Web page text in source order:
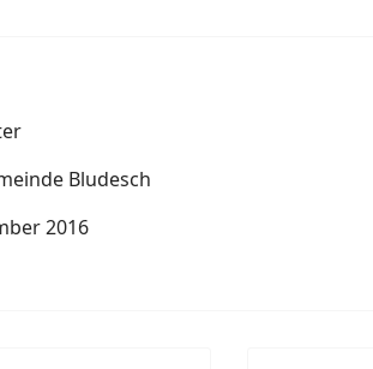
Bludesch
2016